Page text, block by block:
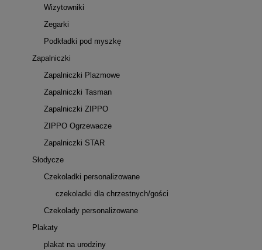
Wizytowniki
Zegarki
Podkładki pod myszkę
Zapalniczki
Zapalniczki Plazmowe
Zapalniczki Tasman
Zapalniczki ZIPPO
ZIPPO Ogrzewacze
Zapalniczki STAR
Słodycze
Czekoladki personalizowane
czekoladki dla chrzestnych/gości
Czekolady personalizowane
Plakaty
plakat na urodziny